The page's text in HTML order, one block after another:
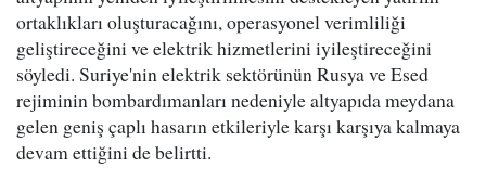
ortaklıkları oluşturacağını, operasyonel verimliliği
geliştireceğini ve elektrik hizmetlerini iyileştireceğini
söyledi. Suriye'nin elektrik sektörünün Rusya ve Esed
rejiminin bombardımanları nedeniyle altyapıda meydana
gelen geniş çaplı hasarın etkileriyle karşı karşıya kalmaya
devam ettiğini de belirtti.